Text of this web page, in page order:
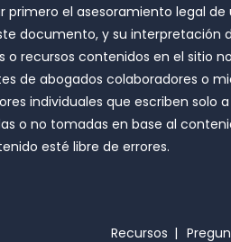
el asesoramiento legal de
documento, y su interpretación
o recursos contenidos en el sitio
de abogados colaboradores o
individuales que escriben solo
o no tomadas en base al
esté libre de errores.
Recursos